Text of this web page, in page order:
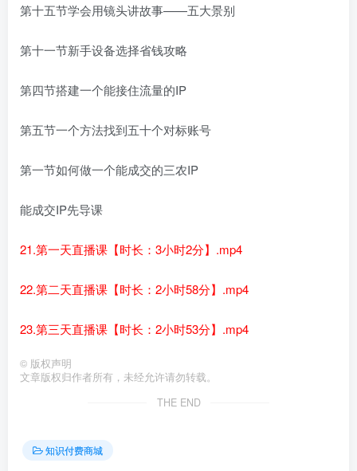
第十五节学会用镜头讲故事——五大景别
第十一节新手设备选择省钱攻略
第四节搭建一个能接住流量的IP
第五节一个方法找到五十个对标账号
第一节如何做一个能成交的三农IP
能成交IP先导课
21.第一天直播课【时长：3小时2分】.mp4
22.第二天直播课【时长：2小时58分】.mp4
23.第三天直播课【时长：2小时53分】.mp4
© 版权声明
文章版权归作者所有，未经允许请勿转载。
THE END
知识付费商城